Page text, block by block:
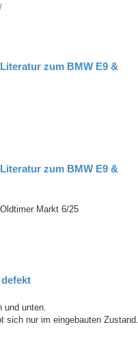
zum BMW E9 &
zum BMW E9 &
Markt 6/25
und unten.
sich nur im eingebauten Zustand.